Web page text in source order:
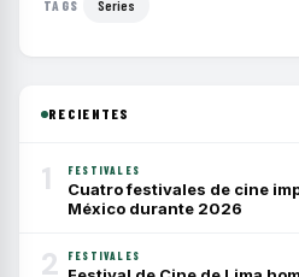
TAGS Series
RECIENTES
1 FESTIVALES
Cuatro festivales de cine
México durante 2026
2 FESTIVALES